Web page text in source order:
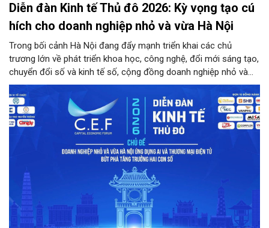
Diễn đàn Kinh tế Thủ đô 2026: Kỳ vọng tạo cú
hích cho doanh nghiệp nhỏ và vừa Hà Nội
Trong bối cảnh Hà Nội đang đẩy mạnh triển khai các chủ
trương lớn về phát triển khoa học, công nghệ, đổi mới sáng tạo,
chuyển đổi số và kinh tế số, cộng đồng doanh nghiệp nhỏ và
vừa trên địa bàn Thủ đô đứng trước cả cơ hội lẫn thách thức
chưa từng có. Diễn đàn Kinh tế Thủ đô năm 2026 là sự kiện
được kỳ vọng sẽ trở thành cầu nối thiết thực, đưa chính sách,
công nghệ và nguồn lực đến gần hơn với doanh nghiệp.